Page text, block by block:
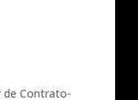
de Contrato-